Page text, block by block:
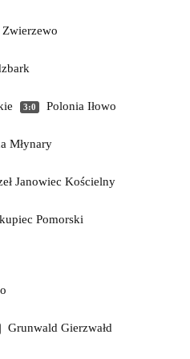
3:0 Polonia Iłowo
Młynary
Janowiec Kościelny
Pomorski
Grunwald Gierzwałd